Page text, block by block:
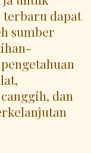
dapat
sumber
dan